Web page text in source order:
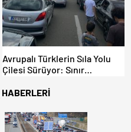
Avrupalı Türklerin Sıla Yolu
Çilesi Sürüyor: Sınır
Bekleyiş
HABERLERİ